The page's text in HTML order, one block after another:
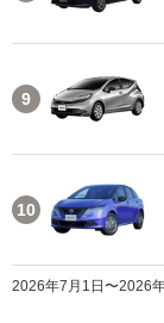
9
10
2026年7月1日〜2026